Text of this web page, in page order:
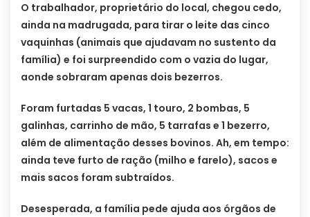
O trabalhador, proprietário do local, chegou cedo,
ainda na madrugada, para tirar o leite das cinco
vaquinhas (animais que ajudavam no sustento da
família) e foi surpreendido com o vazia do lugar,
aonde sobraram apenas dois bezerros.
Foram furtadas 5 vacas, 1 touro, 2 bombas, 5
galinhas, carrinho de mão, 5 tarrafas e 1 bezerro,
além de alimentação desses bovinos. Ah, em tempo:
ainda teve furto de ração (milho e farelo), sacos e
mais sacos foram subtraídos.
Desesperada, a família pede ajuda aos órgãos de